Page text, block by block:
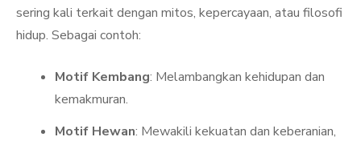
sering kali terkait dengan mitos, kepercayaan, atau filosofi
hidup. Sebagai contoh:
Motif Kembang: Melambangkan kehidupan dan
kemakmuran.
Motif Hewan: Mewakili kekuatan dan keberanian,